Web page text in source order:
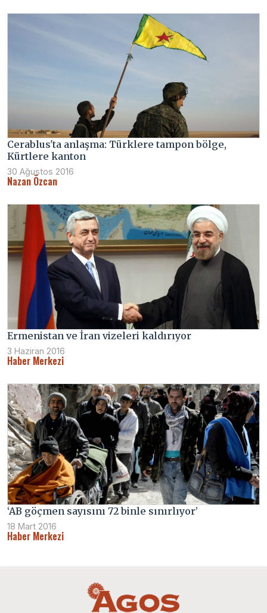
Cerablus'ta anlaşma: Türklere tampon bölge,
Kürtlere kanton
30 Ağustos 2016
Nazan Özcan
Ermenistan ve İran vizeleri kaldırıyor
3 Haziran 2016
Haber Merkezi
‘AB göçmen sayısını 72 binle sınırlıyor’
18 Mart 2016
Haber Merkezi